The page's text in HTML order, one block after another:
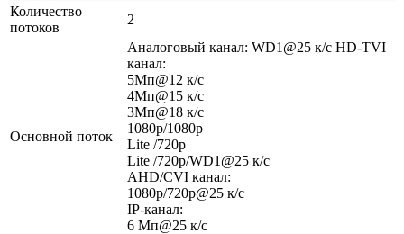
Количество
потоков
2
Основной поток
Аналоговый канал: WD1@25 к/с HD-TVI
канал:
5Мп@12 к/с
4Мп@15 к/с
3Мп@18 к/с
1080p/1080p
Lite /720p
Lite /720p/WD1@25 к/с
AHD/CVI канал:
1080p/720p@25 к/с
IP-канал:
6 Мп@25 к/с